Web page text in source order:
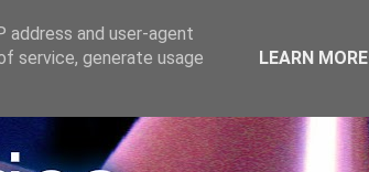
address and user-agent
service, generate usage
LEARN MORE